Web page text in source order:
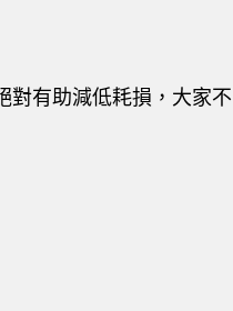
對有助減低耗損，大家不